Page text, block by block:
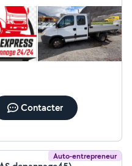
Contacter
Auto-entrepreneur